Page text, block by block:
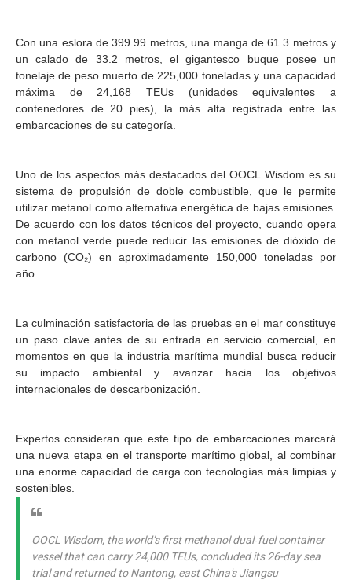
Con una eslora de 399.99 metros, una manga de 61.3 metros y
un calado de 33.2 metros, el gigantesco buque posee un
tonelaje de peso muerto de 225,000 toneladas y una capacidad
máxima de 24,168 TEUs (unidades equivalentes a
contenedores de 20 pies), la más alta registrada entre las
embarcaciones de su categoría.
Uno de los aspectos más destacados del OOCL Wisdom es su
sistema de propulsión de doble combustible, que le permite
utilizar metanol como alternativa energética de bajas emisiones.
De acuerdo con los datos técnicos del proyecto, cuando opera
con metanol verde puede reducir las emisiones de dióxido de
carbono (CO₂) en aproximadamente 150,000 toneladas por
año.
La culminación satisfactoria de las pruebas en el mar constituye
un paso clave antes de su entrada en servicio comercial, en
momentos en que la industria marítima mundial busca reducir
su impacto ambiental y avanzar hacia los objetivos
internacionales de descarbonización.
Expertos consideran que este tipo de embarcaciones marcará
una nueva etapa en el transporte marítimo global, al combinar
una enorme capacidad de carga con tecnologías más limpias y
sostenibles.
OOCL Wisdom, the world’s first methanol dual‑fuel container
vessel that can carry 24,000 TEUs, concluded its 26-day sea
trial and returned to Nantong, east China's Jiangsu